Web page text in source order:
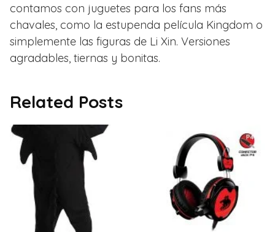
contamos con juguetes para los fans más
chavales, como la estupenda película Kingdom o
simplemente las figuras de Li Xin. Versiones
agradables, tiernas y bonitas.
Related Posts